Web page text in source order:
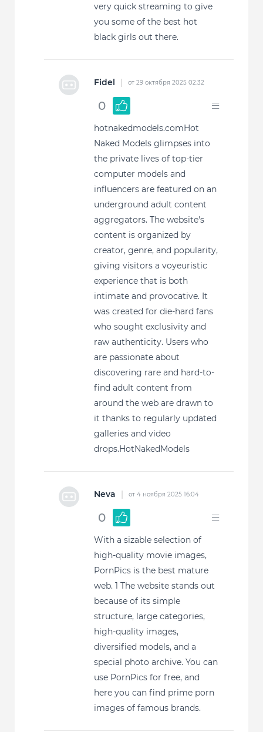
very quick streaming to give
you some of the best hot
black girls out there.
Fidel | от 29 октября 2025 02:32
0
hotnakedmodels.comHot
Naked Models glimpses into
the private lives of top-tier
computer models and
influencers are featured on an
underground adult content
aggregators. The website's
content is organized by
creator, genre, and popularity,
giving visitors a voyeuristic
experience that is both
intimate and provocative. It
was created for die-hard fans
who sought exclusivity and
raw authenticity. Users who
are passionate about
discovering rare and hard-to-
find adult content from
around the web are drawn to
it thanks to regularly updated
galleries and video
drops.HotNakedModels
Neva | от 4 ноября 2025 16:04
0
With a sizable selection of
high-quality movie images,
PornPics is the best mature
web. 1 The website stands out
because of its simple
structure, large categories,
high-quality images,
diversified models, and a
special photo archive. You can
use PornPics for free, and
here you can find prime porn
images of famous brands.